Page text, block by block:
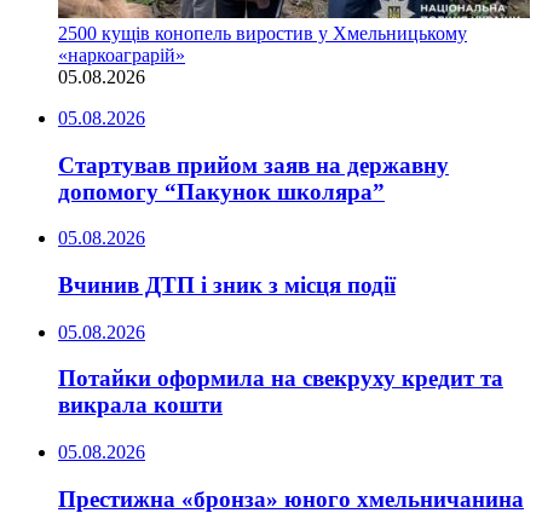
2500 кущів конопель виростив у Хмельницькому
«наркоаграрій»
05.08.2026
05.08.2026
Стартував прийом заяв на державну
допомогу “Пакунок школяра”
05.08.2026
Вчинив ДТП і зник з місця події
05.08.2026
Потайки оформила на свекруху кредит та
викрала кошти
05.08.2026
Престижна «бронза» юного хмельничанина